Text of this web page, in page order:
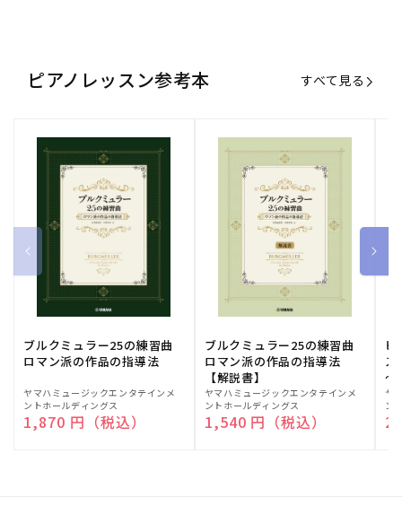
ピアノレッスン参考本 すべて見る
ブルクミュラー25の練習曲
ロマン派の作品の指導法
販
売
元:
ヤマハミュージックエンタテインメ
ントホールディングス
通常価格
1,870 円（税込）
ブルクミュラー25の練習曲
ロマン派の作品の指導法
【解説書】
販
売
元:
ヤマハミュージックエンタテインメ
ントホールディングス
通常価格
1,540 円（税込）
ピ
ス
～
販
売
元:
ヤ
ン